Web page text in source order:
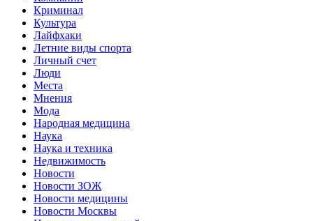
Криминал
Культура
Лайфхаки
Летние виды спорта
Личный счет
Люди
Места
Мнения
Мода
Народная медицина
Наука
Наука и техника
Недвижимость
Новости
Новости ЗОЖ
Новости медицины
Новости Москвы